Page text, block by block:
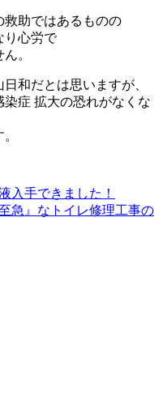
救助ではあるものの
り心労で
。
和だとは思いますが、
症 拡大の恐れがなくな
入手できました！
急』なトイレ修理工事の